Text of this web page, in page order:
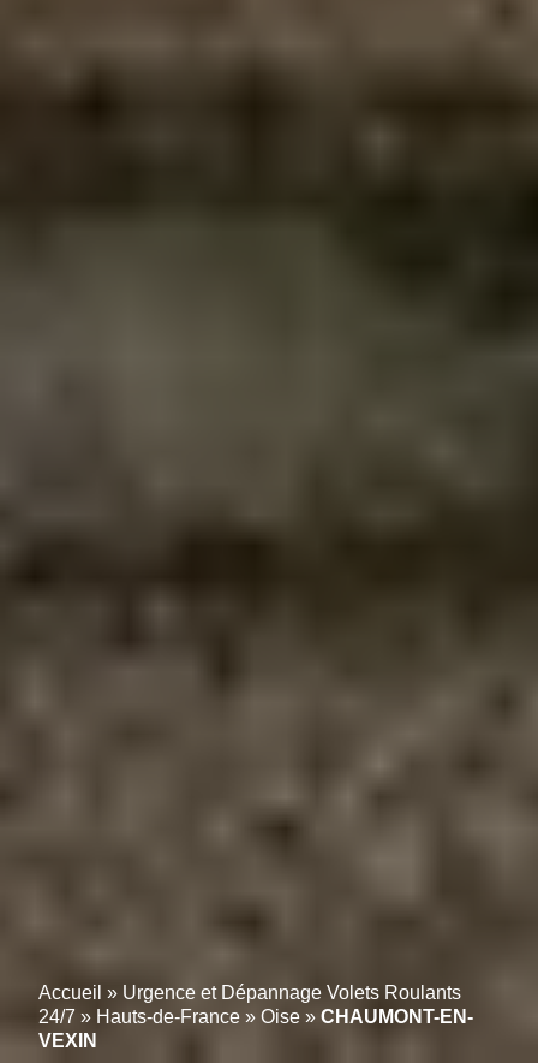
Accueil » Urgence et Dépannage Volets Roulants
24/7 » Hauts-de-France » Oise » CHAUMONT-EN-
VEXIN